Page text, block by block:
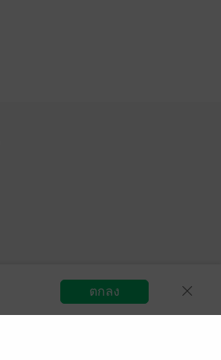
สมัครขายอีบุ๊ก วิธีการใช้งาน
ตกลง